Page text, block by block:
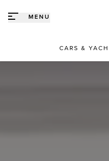
MENU
CARS &